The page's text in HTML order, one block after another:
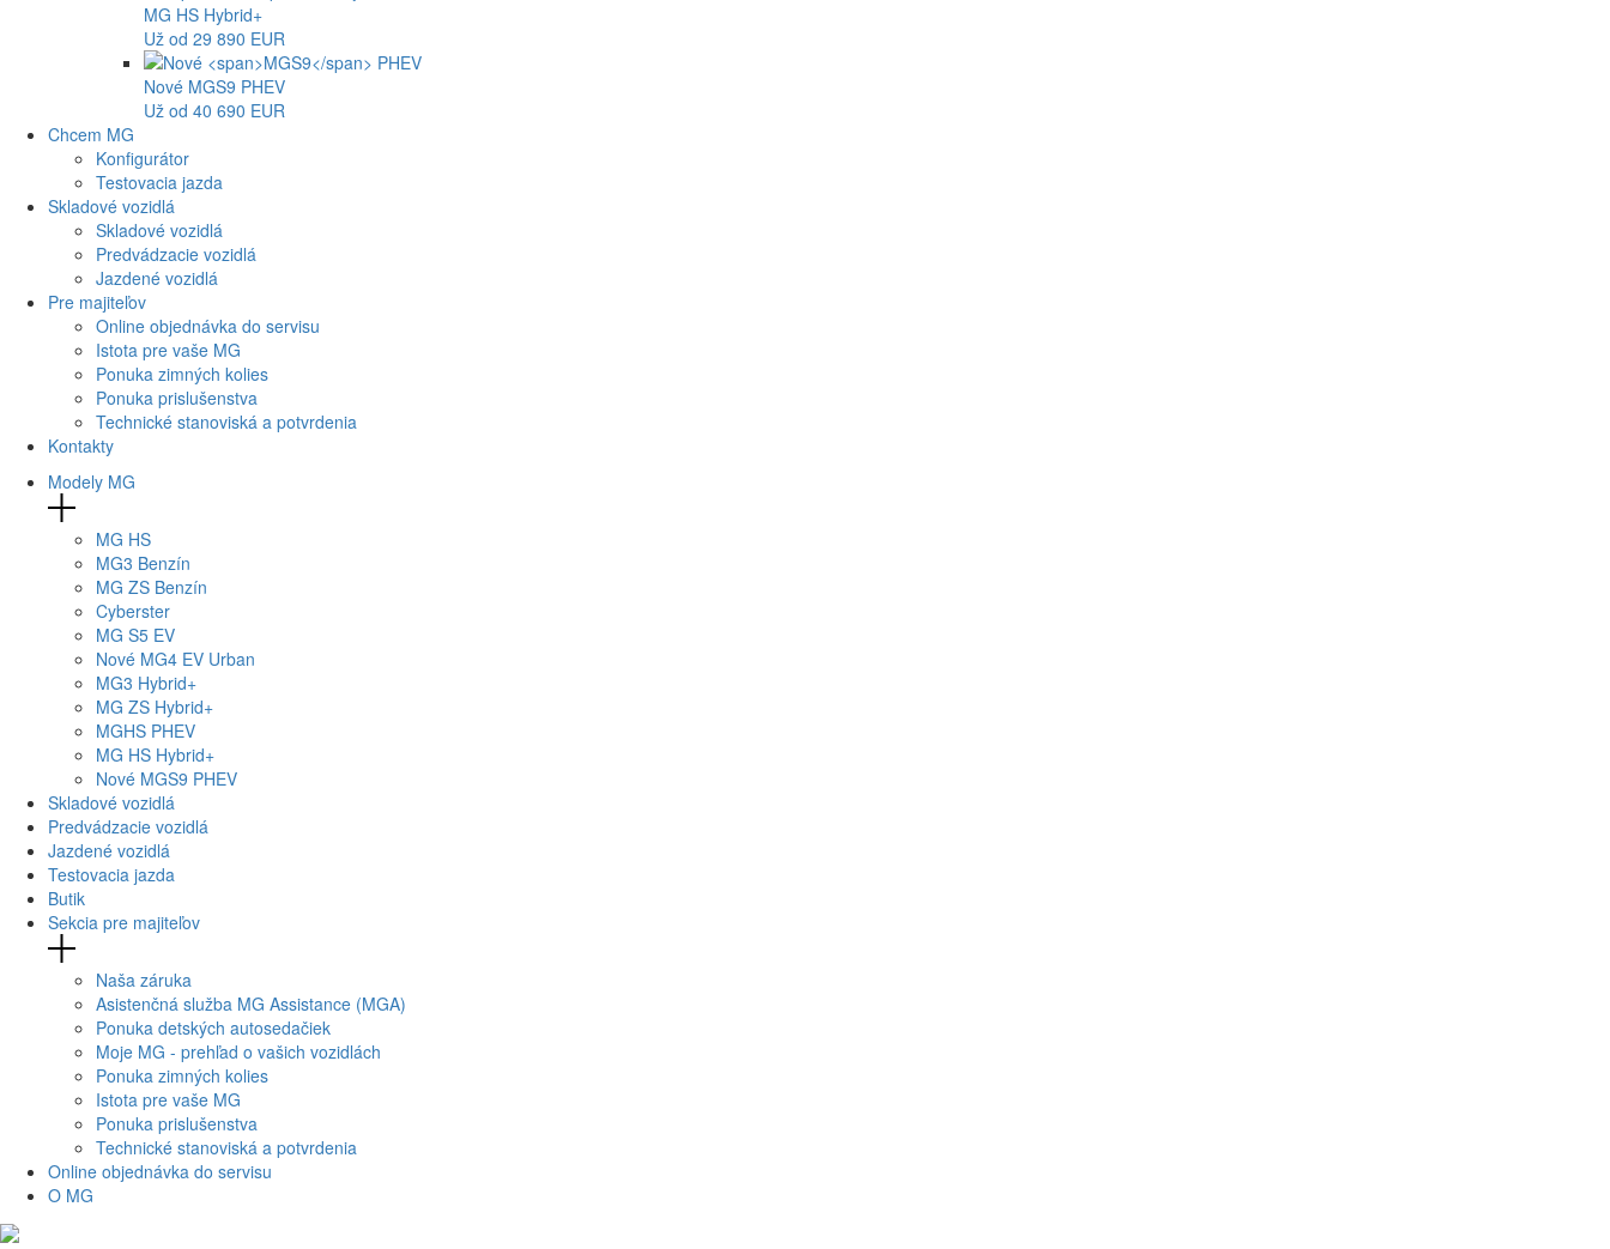
MG HS Hybrid+
Už od 29 890 EUR
Nové MGS9 PHEV
Už od 40 690 EUR
Chcem MG
Konfigurátor
Testovacia jazda
Skladové vozidlá
Skladové vozidlá
Predvádzacie vozidlá
Jazdené vozidlá
Pre majiteľov
Online objednávka do servisu
Istota pre vaše MG
Ponuka zimných kolies
Ponuka prislušenstva
Technické stanoviská a potvrdenia
Kontakty
Modely MG
MG HS
MG3 Benzín
MG ZS Benzín
Cyberster
MG S5 EV
Nové MG4 EV Urban
MG3 Hybrid+
MG ZS Hybrid+
MGHS PHEV
MG HS Hybrid+
Nové MGS9 PHEV
Skladové vozidlá
Predvádzacie vozidlá
Jazdené vozidlá
Testovacia jazda
Butik
Sekcia pre majiteľov
Naša záruka
Asistenčná služba MG Assistance (MGA)
Ponuka detských autosedačiek
Moje MG - prehľad o vašich vozidlách
Ponuka zimných kolies
Istota pre vaše MG
Ponuka prislušenstva
Technické stanoviská a potvrdenia
Online objednávka do servisu
O MG